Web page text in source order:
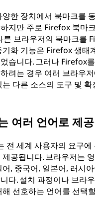
한 장치에서 북마크를
지만 주로 Firefox 북마
른 브라우저의 북마크를
기화 기능은 Firefox 생태
습니다. 그러나 Firefox
려는 경우 여러 브라우
다른 소스의 도구 및 확
여러 언어로 제
전 세계 사용자의 요구에
공됩니다. 브라우저는
, 중국어, 일본어, 러시
다. 설치 과정이나 브라
선호하는 언어를 선택